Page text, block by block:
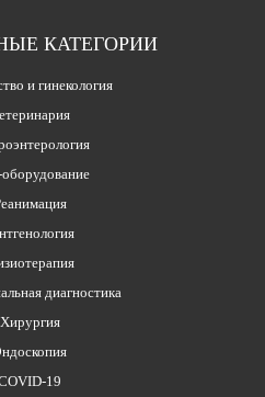
КАТЕГОРИИ
и гинекология
диагностика
Хирургия
19